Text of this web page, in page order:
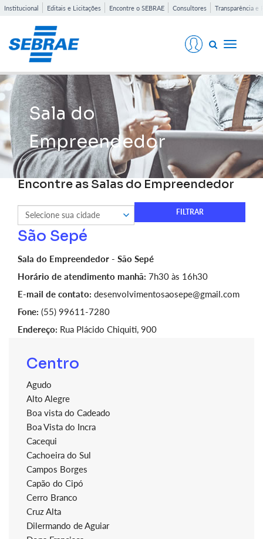
Institucional Editais e Licitações Encontre o SEBRAE Consultores Transparência e
Toggle
Sala do
Empreendedor
Encontre as Salas do Empreendedor
São Sepé
Sala do Empreendedor - São Sepé
Horário de atendimento manhã: 7h30 às 16h30
E-mail de contato: desenvolvimentosaosepe@gmail.com
Fone: (55) 99611-7280
Endereço: Rua Plácido Chiquiti, 900
Centro
Agudo
Alto Alegre
Boa vista do Cadeado
Boa Vista do Incra
Cacequi
Cachoeira do Sul
Campos Borges
Capão do Cipó
Cerro Branco
Cruz Alta
Dilermando de Aguiar